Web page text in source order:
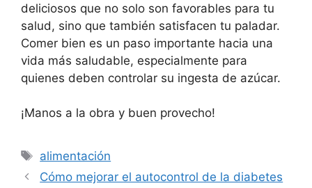
deliciosos que no solo son favorables para tu
salud, sino que también satisfacen tu paladar.
Comer bien es un paso importante hacia una
vida más saludable, especialmente para
quienes deben controlar su ingesta de azúcar.
¡Manos a la obra y buen provecho!
Etiquetas
alimentación
Cómo mejorar el autocontrol de la diabetes